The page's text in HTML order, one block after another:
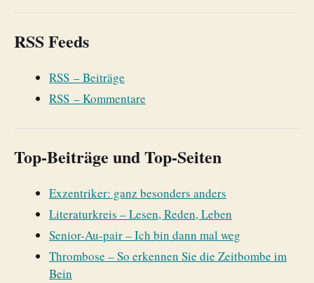
RSS Feeds
RSS – Beiträge
RSS – Kommentare
Top-Beiträge und Top-Seiten
Exzentriker: ganz besonders anders
Literaturkreis – Lesen, Reden, Leben
Senior-Au-pair – Ich bin dann mal weg
Thrombose – So erkennen Sie die Zeitbombe im
Bein